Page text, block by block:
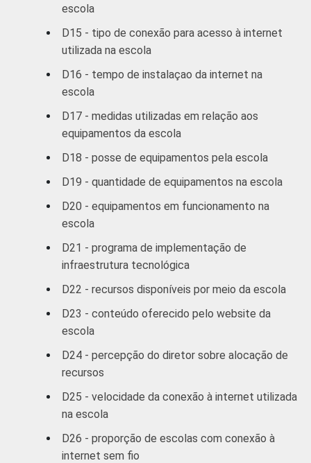
escola
D15 - tipo de conexão para acesso à internet
utilizada na escola
D16 - tempo de instalaçao da internet na
escola
D17 - medidas utilizadas em relação aos
equipamentos da escola
D18 - posse de equipamentos pela escola
D19 - quantidade de equipamentos na escola
D20 - equipamentos em funcionamento na
escola
D21 - programa de implementação de
infraestrutura tecnológica
D22 - recursos disponíveis por meio da escola
D23 - conteúdo oferecido pelo website da
escola
D24 - percepção do diretor sobre alocação de
recursos
D25 - velocidade da conexão à internet utilizada
na escola
D26 - proporção de escolas com conexão à
internet sem fio